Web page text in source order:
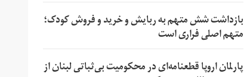
بازداشت شش متهم به ربایش و خرید و فروش کودک؛
متهم اصلی فراری است
پارلمان اروپا قطعنامه‌ای در محکومیت بی‌ثباتی لبنان از